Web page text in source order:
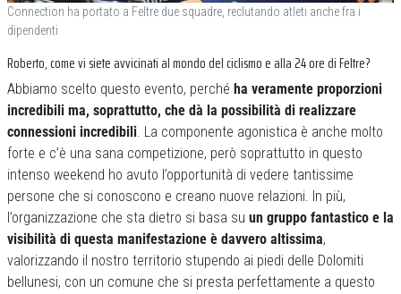
Connection ha portato a Feltre due squadre, reclutando atleti anche fra i
dipendenti
Roberto, come vi siete avvicinati al mondo del ciclismo e alla 24 ore di Feltre?
Abbiamo scelto questo evento, perché ha veramente proporzioni
incredibili ma, soprattutto, che dà la possibilità di realizzare
connessioni incredibili. La componente agonistica è anche molto
forte e c’è una sana competizione, però soprattutto in questo
intenso weekend ho avuto l’opportunità di vedere tantissime
persone che si conoscono e creano nuove relazioni. In più,
l’organizzazione che sta dietro si basa su un gruppo fantastico e la
visibilità di questa manifestazione è davvero altissima,
valorizzando il nostro territorio stupendo ai piedi delle Dolomiti
bellunesi, con un comune che si presta perfettamente a questo